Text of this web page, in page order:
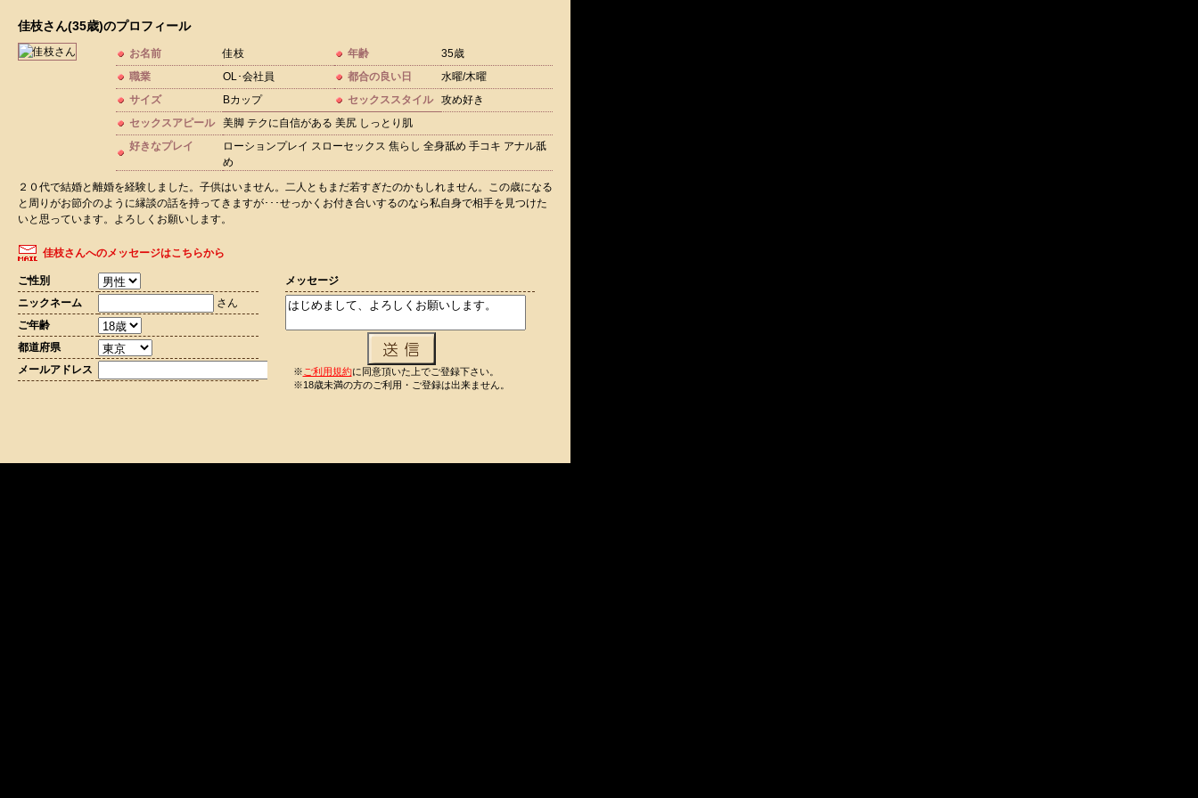
佳枝さん(35歳)のプロフィール
お名前 佳枝 年齢
35歳
職業
OL･会社員 都合の良い日
水曜/木曜
サイズ
Bカップ セックススタイル
攻め好き
セックスアピール
美脚 テクに自信がある 美尻 しっとり肌
好きなプレイ
ローションプレイ スローセックス 焦らし 全身舐め 手コキ アナル舐
め
２０代で結婚と離婚を経験しました。子供はいません。二人ともまだ若すぎたのかもしれません。この歳になる
と周りがお節介のように縁談の話を持ってきますが･･･せっかくお付き合いするのなら私自身で相手を見つけた
いと思っています。よろしくお願いします。
佳枝さんへのメッセージはこちらから